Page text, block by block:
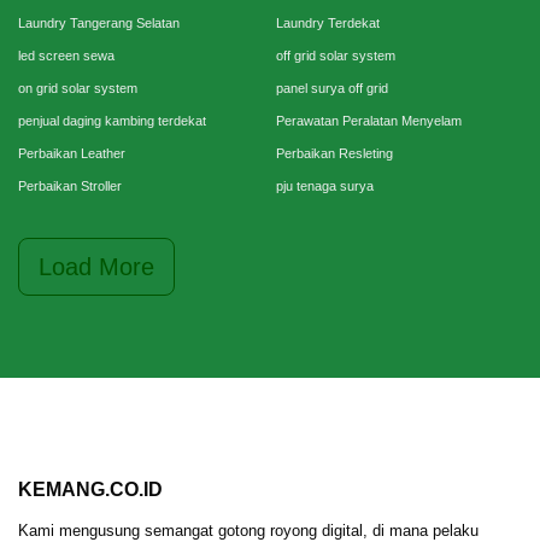
Laundry Tangerang Selatan Laundry Terdekat
led screen sewa off grid solar system
on grid solar system panel surya off grid
penjual daging kambing terdekat Perawatan Peralatan Menyelam
Perbaikan Leather Perbaikan Resleting
Perbaikan Stroller pju tenaga surya
Load More
KEMANG.CO.ID
Kami mengusung semangat gotong royong digital, di mana pelaku